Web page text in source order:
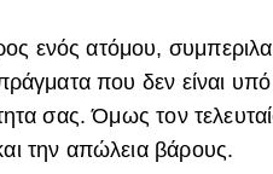
ενός ατόμου,
που δεν είναι
σας. Όμως τον
την απώλεια βάρους.